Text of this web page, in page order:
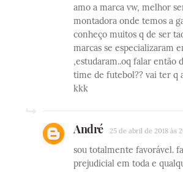
amo a marca vw, melhor
montadora onde temos a
conheço muitos q de ser
marcas se especializaram
,estudaram..oq falar então
time de futebol?? vai ter q
kkk
André 25 de abril de 2018 às
sou totalmente favorável.
prejudicial em toda e